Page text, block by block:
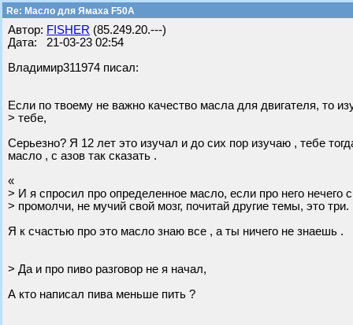
Re: Масло для Ямаха F50A
Автор: FISHER (85.249.20.---)
Дата: 21-03-23 02:54
Владимир311974 писал:
Если по твоему не важно качество масла для двигателя, то
> тебе,
Серьезно? Я 12 лет это изучал и до сих пор изучаю , тебе
масло , с азов так сказать .
«
> И я спросил про определенное масло, если про него нечего
> промолчи, не мучий свой мозг, почитай другие темы, это три.
Я к счастью про это масло знаю все , а ты ничего не знаешь .
> Да и про пиво разговор не я начал,
А кто написал пива меньше пить ?